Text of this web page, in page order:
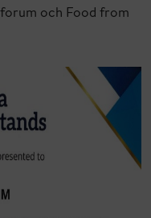
och Food from